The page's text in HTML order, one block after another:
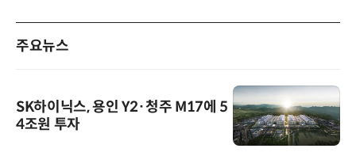
주요뉴스
SK하이닉스, 용인 Y2·청주 M17에 5
4조원 투자